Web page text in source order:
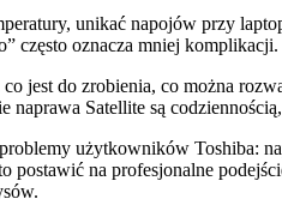
unikać napojów przy
często oznacza mniej komplikacji.
jest do zrobienia, co można
naprawa Satellite są
użytkowników Toshiba:
postawić na profesjonalne